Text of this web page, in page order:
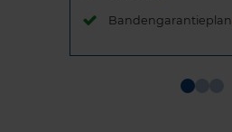
Bandengarantieplan